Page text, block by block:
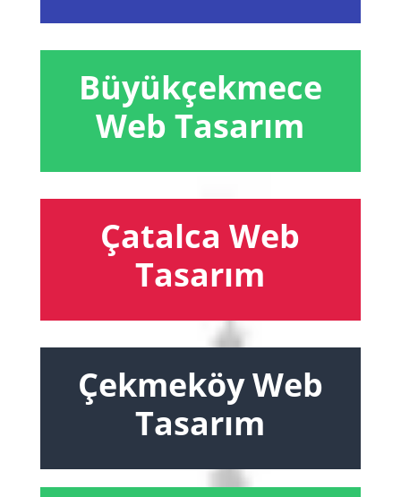
Büyükçekmece
Web Tasarım
Çatalca Web
Tasarım
Çekmeköy Web
Tasarım